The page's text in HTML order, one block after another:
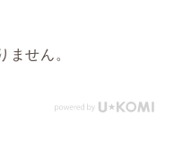
ません。